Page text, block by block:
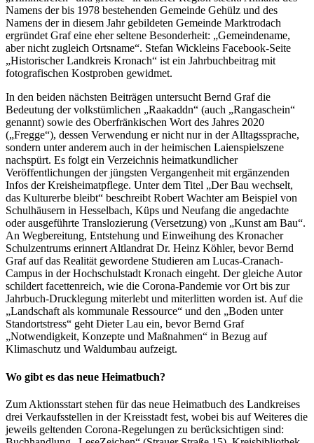
Namens der bis 1978 bestehenden Gemeinde Gehülz und des
Namens der in diesem Jahr gebildeten Gemeinde Marktrodach
ergründet Graf eine eher seltene Besonderheit: „Gemeindename,
aber nicht zugleich Ortsname“. Stefan Wickleins Facebook-Seite
„Historischer Landkreis Kronach“ ist ein Jahrbuchbeitrag mit
fotografischen Kostproben gewidmet.
In den beiden nächsten Beiträgen untersucht Bernd Graf die
Bedeutung der volkstümlichen „Raakaddn“ (auch „Rangaschein“
genannt) sowie des Oberfränkischen Wort des Jahres 2020
(„Fregge“), dessen Verwendung er nicht nur in der Alltagssprache,
sondern unter anderem auch in der heimischen Laienspielszene
nachspürt. Es folgt ein Verzeichnis heimatkundlicher
Veröffentlichungen der jüngsten Vergangenheit mit ergänzenden
Infos der Kreisheimatpflege. Unter dem Titel „Der Bau wechselt,
das Kulturerbe bleibt“ beschreibt Robert Wachter am Beispiel von
Schulhäusern in Hesselbach, Küps und Neufang die angedachte
oder ausgeführte Translozierung (Versetzung) von „Kunst am Bau“.
An Wegbereitung, Entstehung und Einweihung des Kronacher
Schulzentrums erinnert Altlandrat Dr. Heinz Köhler, bevor Bernd
Graf auf das Realität gewordene Studieren am Lucas-Cranach-
Campus in der Hochschulstadt Kronach eingeht. Der gleiche Autor
schildert facettenreich, wie die Corona-Pandemie vor Ort bis zur
Jahrbuch-Drucklegung miterlebt und miterlitten worden ist. Auf die
„Landschaft als kommunale Ressource“ und den „Boden unter
Standortstress“ geht Dieter Lau ein, bevor Bernd Graf
„Notwendigkeit, Konzepte und Maßnahmen“ in Bezug auf
Klimaschutz und Waldumbau aufzeigt.
Wo gibt es das neue Heimatbuch?
Zum Aktionsstart stehen für das neue Heimatbuch des Landkreises
drei Verkaufsstellen in der Kreisstadt fest, wobei bis auf Weiteres die
jeweils geltenden Corona-Regelungen zu berücksichtigen sind: